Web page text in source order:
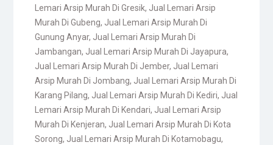
Lemari Arsip Murah Di Gresik, Jual Lemari Arsip
Murah Di Gubeng, Jual Lemari Arsip Murah Di
Gunung Anyar, Jual Lemari Arsip Murah Di
Jambangan, Jual Lemari Arsip Murah Di Jayapura,
Jual Lemari Arsip Murah Di Jember, Jual Lemari
Arsip Murah Di Jombang, Jual Lemari Arsip Murah Di
Karang Pilang, Jual Lemari Arsip Murah Di Kediri, Jual
Lemari Arsip Murah Di Kendari, Jual Lemari Arsip
Murah Di Kenjeran, Jual Lemari Arsip Murah Di Kota
Sorong, Jual Lemari Arsip Murah Di Kotamobagu,